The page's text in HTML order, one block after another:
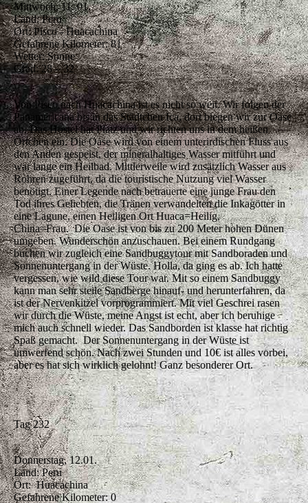
Mittwoch, 11. 01.
Land: Peru
Ort: Pisco - Huacachina
Gefahrene Kilometer: 81
Wetter: Sonne
Grad: 28 – 32
Von Pisco nach Huacachina ist es nicht so weit. Wir folgen der
Panamericana bis in das Städtchen Ica, dort biegen wir zur Oase
ab. Das Hostel hat Platz und wir richten uns in dem heißen
Örtchen ein. Die Oase wird von einem unterirdischen Fluss aus
den Anden gespeist, der mineralhaltiges Wasser mitführt und
war lange ein Heilbad. Mittlerweile wird zusätzlich Wasser aus
Rohren zugeführt, da die touristische Nutzung viel Wasser
benötigt. Einer Legende nach betrauerte eine junge Frau den
Tod ihres Geliebten, die Tränen verwandelten die Inkagötter in
eine Lagune, einen Heiligen Ort Huaca=Heilig,
China=Frau. Die Oase ist von bis zu 200 Meter hohen Dünen
umgeben. Wunderschön anzuschauen. Bei einem Rundgang
buchen wir zugleich eine Sandbuggytour mit Sandboraden und
Sonnenuntergang in der Wüste. Holla, da ging es ab. Ich hatte
vergessen, wie wild diese Tour war. Mit so einem Sandbuggy
kann man sehr steile Sandberge hinauf- und herunterfahren, da
ist der Nervenkitzel vorprogrammiert. Mit viel Geschrei rasen
wir durch die Wüste, meine Angst ist echt, aber ich beruhige
mich auch schnell wieder. Das Sandborden ist klasse hat richtig
Spaß gemacht. Der Sonnenuntergang in der Wüste ist
umwerfend schön. Nach zwei Stunden und 10€ ist alles vorbei,
aber es hat sich wirklich gelohnt! Ganz besonderer Ort.
Tag 232
Donnerstag, 12.01.
Land: Peru
Ort: Huacachina
Gefahrene Kilometer: 0